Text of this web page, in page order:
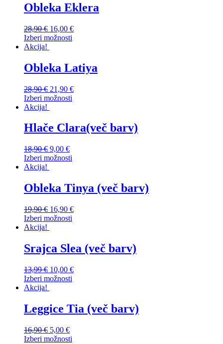
Obleka Eklera
28,90€ 16,00 €
Izberi možnosti
Akcija!
Obleka Latiya
28,90€ 21,90 €
Izberi možnosti
Akcija!
Hlače Clara(več barv)
18,90€ 9,00 €
Izberi možnosti
Akcija!
Obleka Tinya (več barv)
19,90€ 16,90 €
Izberi možnosti
Akcija!
Srajca Slea (več barv)
13,99€ 10,00 €
Izberi možnosti
Akcija!
Leggice Tia (več barv)
16,90€ 5,00 €
Izberi možnosti